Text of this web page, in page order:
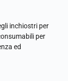
inchiostri per
per
ed